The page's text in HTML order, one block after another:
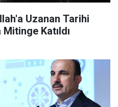
Uzanan Tarihi
Katıldı